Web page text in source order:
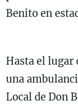
Benito en
Hasta el lugar
una
Local de Don